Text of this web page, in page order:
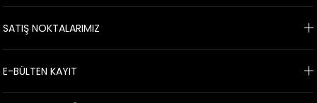
SATIŞ NOKTALARIMIZ
E-BÜLTEN KAYIT